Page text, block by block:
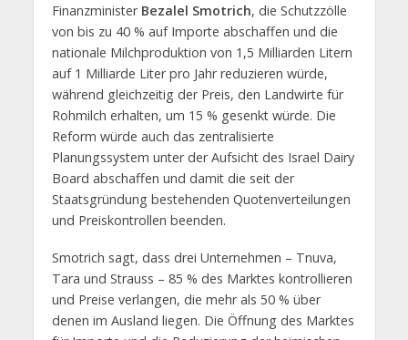
Finanzminister Bezalel Smotrich, die Schutzzölle
von bis zu 40 % auf Importe abschaffen und die
nationale Milchproduktion von 1,5 Milliarden Litern
auf 1 Milliarde Liter pro Jahr reduzieren würde,
während gleichzeitig der Preis, den Landwirte für
Rohmilch erhalten, um 15 % gesenkt würde. Die
Reform würde auch das zentralisierte
Planungssystem unter der Aufsicht des Israel Dairy
Board abschaffen und damit die seit der
Staatsgründung bestehenden Quotenverteilungen
und Preiskontrollen beenden.
Smotrich sagt, dass drei Unternehmen – Tnuva,
Tara und Strauss – 85 % des Marktes kontrollieren
und Preise verlangen, die mehr als 50 % über
denen im Ausland liegen. Die Öffnung des Marktes